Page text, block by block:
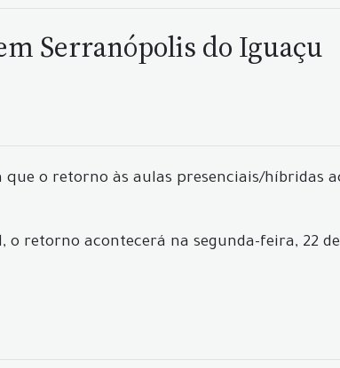
Serranópolis do Iguaçu
o retorno às aulas presenciais/híbridas
o retorno acontecerá na segunda-feira, 22